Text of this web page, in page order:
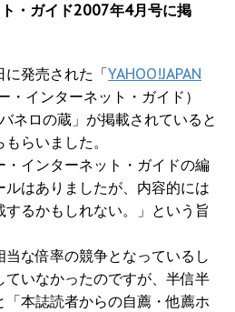
・ガイド2007年4月号に掲
に発売された「YAHOO!JAPAN
・インターネット・ガイド）
ネロの蔵」が掲載されていると
らいました。
インターネット・ガイドの編
はありましたが、内容的には
するかもしれない。」という旨
な倍率の競争となっているし
ていなかったのですが、半信半
本誌読者からの自薦・他薦ホ